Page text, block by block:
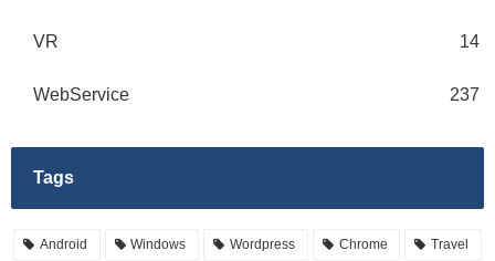
VR 14
WebService 237
Tags
Android Windows Wordpress Chrome Travel